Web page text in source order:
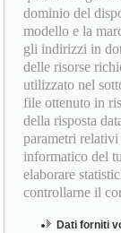
dominio del
modello e la
gli indirizzi in
delle risorse
utilizzato nel
file ottenuto in
della risposta
parametri
informatico del
elaborare
controllarne il
Dati forniti